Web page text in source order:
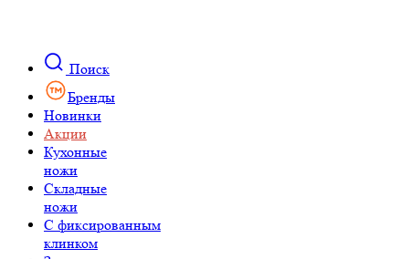
Поиск
Бренды
Новинки
Акции
Кухонные
ножи
Складные
ножи
C фиксированным
клинком